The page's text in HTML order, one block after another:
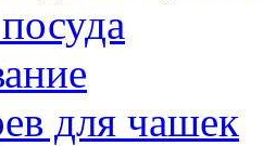
для чашек